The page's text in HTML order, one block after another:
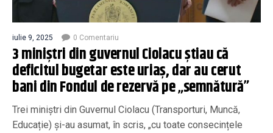
iulie 9, 2025 0 Comentariu
3 miniștri din guvernul Ciolacu știau că
deficitul bugetar este uriaș, dar au cerut
bani din Fondul de rezervă pe „semnătură”
Trei miniștri din Guvernul Ciolacu (Transporturi, Muncă,
Educație) și-au asumat, în scris, „cu toate consecințele